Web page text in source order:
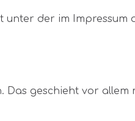
unter der im Impressum
Das geschieht vor allem